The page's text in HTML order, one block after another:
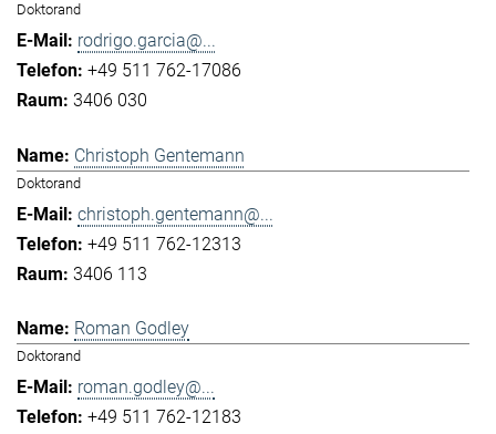
Doktorand
rodrigo.garcia@...
+49 511 762-17086
3406 030
Christoph Gentemann
Doktorand
christoph.gentemann@...
+49 511 762-12313
3406 113
Roman Godley
Doktorand
roman.godley@...
+49 511 762-12183